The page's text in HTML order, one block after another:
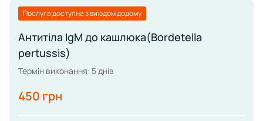
Послуга доступна з виїздом додому
Антитіла IgМ до кашлюка(Bordetella
pertussis)
Термін виконання: 5 днів
450 грн